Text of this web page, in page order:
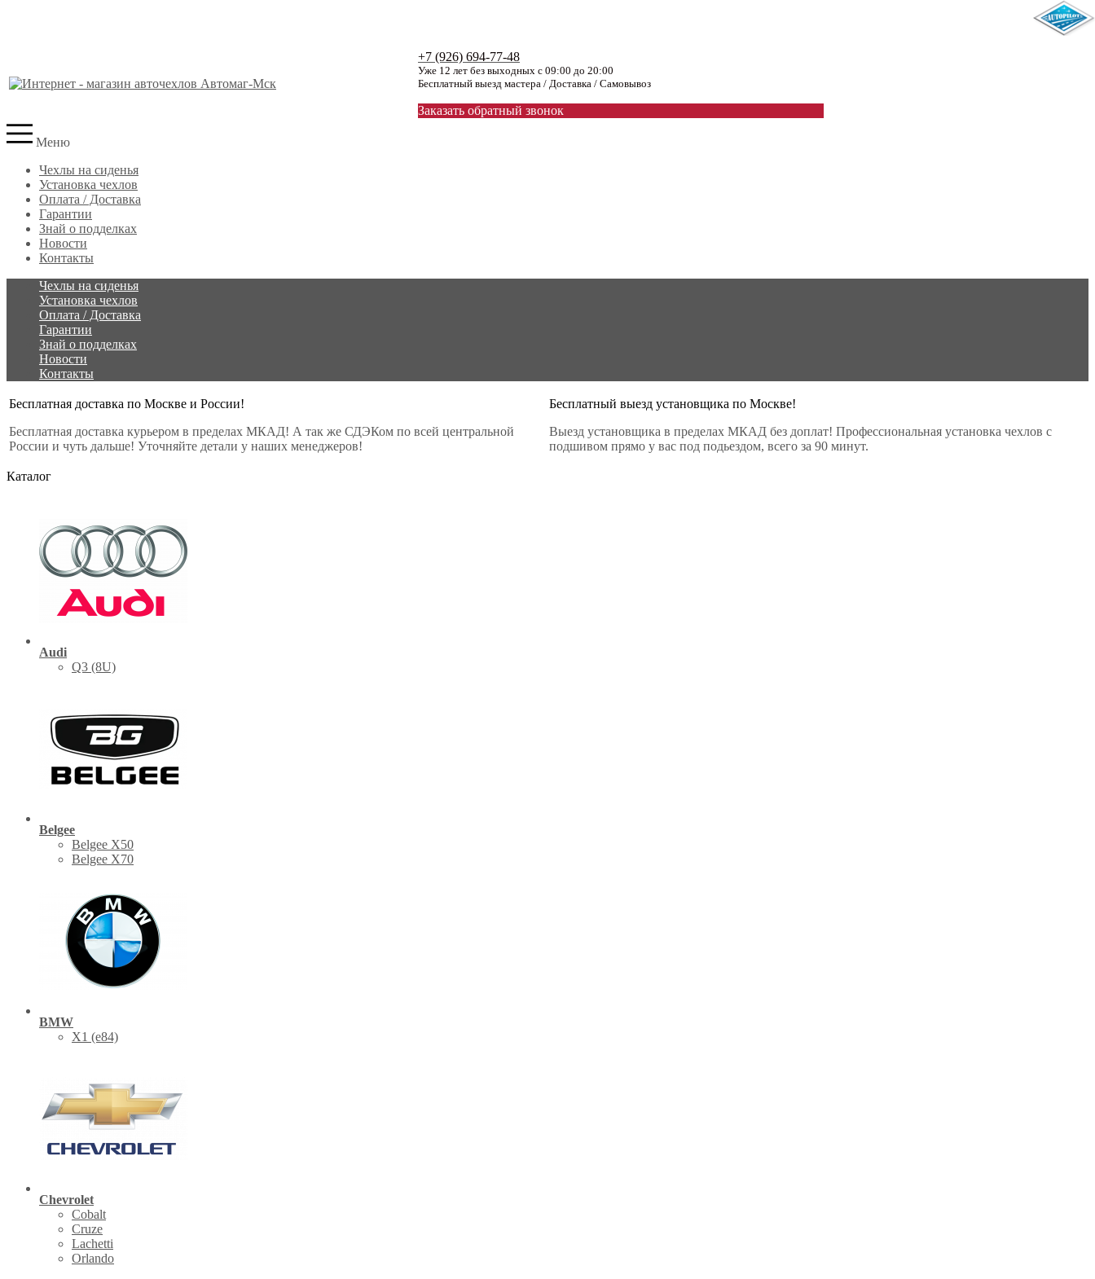
+7 (926) 694-77-48
Уже 12 лет без выходных с 09:00 до 20:00
Бесплатный выезд мастера / Доставка / Самовывоз
Заказать обратный звонок
Меню
Чехлы на сиденья
Установка чехлов
Оплата / Доставка
Гарантии
Знай о подделках
Новости
Контакты
Чехлы на сиденья
Установка чехлов
Оплата / Доставка
Гарантии
Знай о подделках
Новости
Контакты
Бесплатная доставка по Москве и России!
Бесплатная доставка курьером в пределах МКАД! А так же СДЭКом по всей центральной
России и чуть дальше! Уточняйте детали у наших менеджеров!
Бесплатный выезд установщика по Москве!
Выезд установщика в пределах МКАД без доплат! Профессиональная установка чехлов с
подшивом прямо у вас под подьездом, всего за 90 минут.
Каталог
Audi
Q3 (8U)
Belgee
Belgee X50
Belgee X70
BMW
X1 (е84)
Chevrolet
Cobalt
Cruze
Lachetti
Orlando